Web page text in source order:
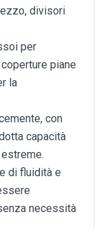
divisori
per
piane
la
con
capacità
di fluidità e
necessità